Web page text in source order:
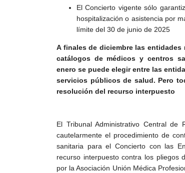
El Concierto vigente sólo
hospitalización o asistencia por
límite del 30 de junio de 2025
A finales de diciembre las
catálogos de médicos y centros
enero se puede elegir entre las
servicios públicos de salud. Pero
resolución del recurso interpuesto
El Tribunal Administrativo Central de
cautelarmente el procedimiento de
sanitaria para el Concierto con las
recurso interpuesto contra los pliegos
por la Asociación Unión Médica